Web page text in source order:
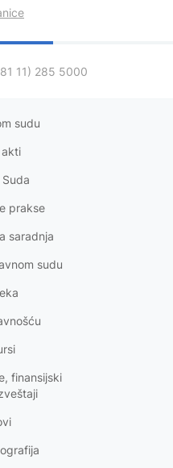
11) 285 5000
sudu
akti
prakse
saradnja
sudu
finansijski